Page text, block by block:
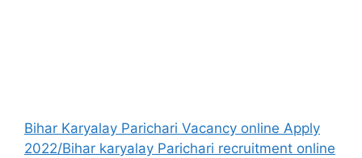
Bihar Karyalay Parichari Vacancy online Apply
2022/Bihar karyalay Parichari recruitment online